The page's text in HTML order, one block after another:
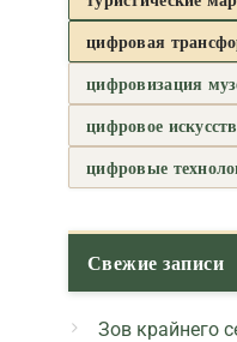
цифровая
цифровизация
цифровое
цифровые
Свежие записи
Зов крайнего